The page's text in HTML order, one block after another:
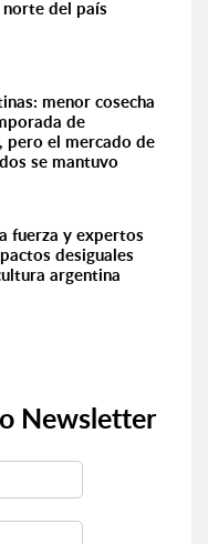
del país
menor cosecha
de
pero el mercado de
se mantuvo
fuerza y expertos
desiguales
argentina
Newsletter